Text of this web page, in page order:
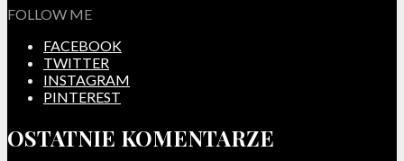
FOLLOW ME
FACEBOOK
TWITTER
INSTAGRAM
PINTEREST
OSTATNIE KOMENTARZE